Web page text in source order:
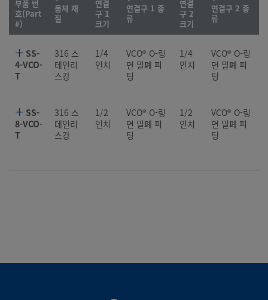
부품 번
호(Part
#)
몸체 재
질
연결
구 1
크기
연결구 1 종
류
연결
구 2
크기
연결구 2 종
류
SS-
4-VCO-
T
316 스
테인리
스강
1/4
인치
VCO® O-링
면 밀폐 피
팅
1/4
인치
VCO® O-링
면 밀폐 피
팅
SS-
8-VCO-
T
316 스
테인리
스강
1/2
인치
VCO® O-링
면 밀폐 피
팅
1/2
인치
VCO® O-링
면 밀폐 피
팅